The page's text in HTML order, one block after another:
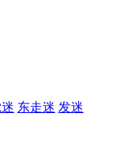
东走迷 发迷